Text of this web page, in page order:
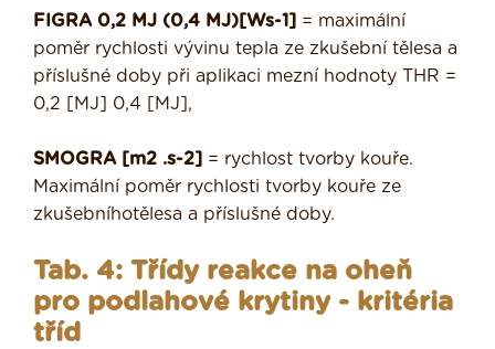
FIGRA 0,2 MJ (0,4 MJ)[Ws-1] = maximální
poměr rychlosti vývinu tepla ze zkušební tělesa a
příslušné doby při aplikaci mezní hodnoty THR =
0,2 [MJ] 0,4 [MJ],
SMOGRA [m2 .s-2] = rychlost tvorby kouře.
Maximální poměr rychlosti tvorby kouře ze
zkušebníhotělesa a příslušné doby.
Tab. 4: Třídy reakce na oheň
pro podlahové krytiny - kritéria
tříd